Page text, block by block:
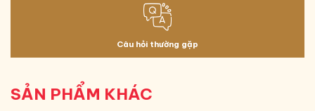
Câu hỏi thường gặp
SẢN PHẨM KHÁC